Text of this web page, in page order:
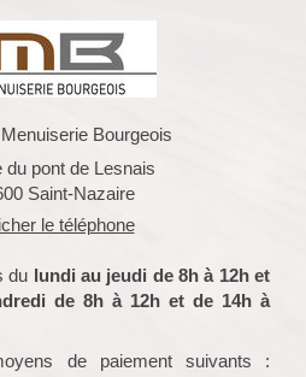
Bourgeois
du pont de Lesnais
Saint-Nazaire
le téléphone
du lundi au jeudi de 8h à 12h et
de 8h à 12h et de 14h à
de paiement suivants :